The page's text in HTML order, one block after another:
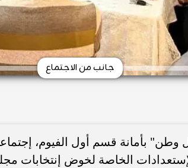
جانب من الاجتماع
بأمانة قسم أول الفيوم،